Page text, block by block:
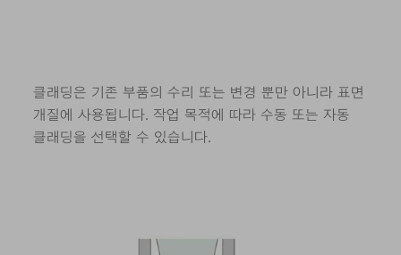
클래딩은 기존 부품의 수리 또는 변경 뿐만 아니라 표면
개질에 사용됩니다. 작업 목적에 따라 수동 또는 자동
클래딩을 선택할 수 있습니다.